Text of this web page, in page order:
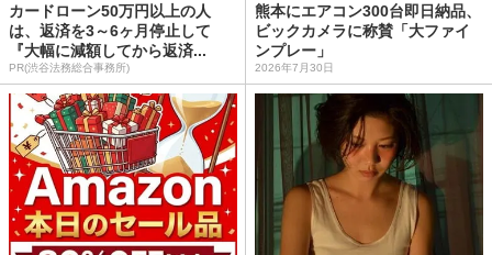
カードローン50万円以上の人
は、返済を3～6ヶ月停止して
『大幅に減額してから返済...
PR(渋谷法務総合事務所)
熊本にエアコン300台即日納品、
ビックカメラに称賛「大ファイ
ンプレー」
2026年7月30日